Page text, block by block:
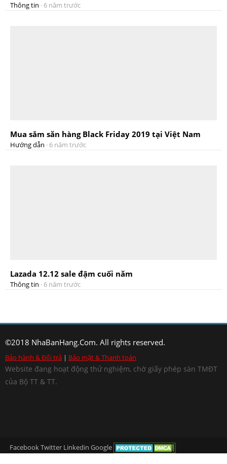
Thông tin · 6 năm trước
Mua sắm săn hàng Black Friday 2019 tại Việt Nam
Hướng dẫn · 6 năm trước
Lazada 12.12 sale đậm cuối năm
Thông tin · 6 năm trước
©2018 NhaBanHang.Com. All rights reserved.
Bảo hành & Đổi trả | Bảo mật & Thanh toán
Website đang hoạt động thử nghiệm, chờ giấy phép sàn TMĐT
của Bộ TT & TT.
FacebookTwitter Linkedin Google